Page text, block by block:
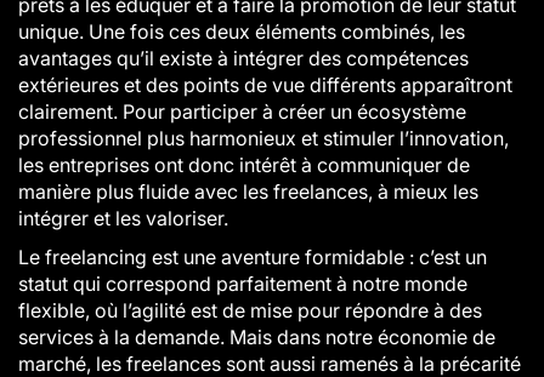
prêts à les éduquer et à faire la promotion de leur statut
unique. Une fois ces deux éléments combinés, les
avantages qu’il existe à intégrer des compétences
extérieures et des points de vue différents apparaîtront
clairement. Pour participer à créer un écosystème
professionnel plus harmonieux et stimuler l’innovation,
les entreprises ont donc intérêt à communiquer de
manière plus fluide avec les freelances, à mieux les
intégrer et les valoriser.
Le freelancing est une aventure formidable : c’est un
statut qui correspond parfaitement à notre monde
flexible, où l’agilité est de mise pour répondre à des
services à la demande. Mais dans notre économie de
marché, les freelances sont aussi ramenés à la précarité